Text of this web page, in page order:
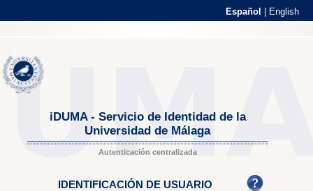
Español English
iDUMA - Servicio de Identidad de la
Universidad de Málaga
Autenticación centralizada
IDENTIFICACIÓN DE USUARIO